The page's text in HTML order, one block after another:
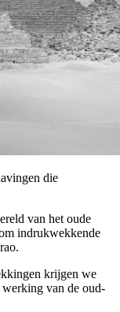
die
van het oude
indrukwekkende
krijgen we
van de oud-